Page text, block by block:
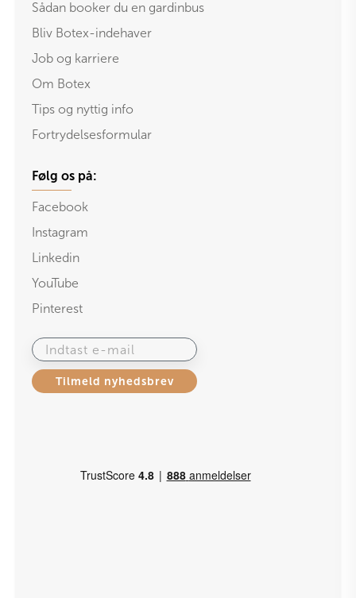
Sådan booker du en gardinbus
Bliv Botex-indehaver
Job og karriere
Om Botex
Tips og nyttig info
Fortrydelsesformular
Følg os på:
Facebook
Instagram
Linkedin
YouTube
Pinterest
Indtast e-mail
Tilmeld nyhedsbrev